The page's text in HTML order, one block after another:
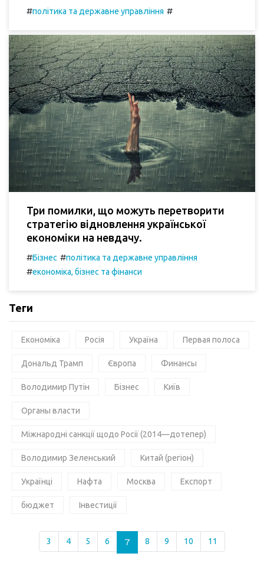
#політика та державне управління #
Три помилки, що можуть перетворити
стратегію відновлення української
економіки на невдачу.
#Бізнес #політика та державне управління
#економіка, бізнес та фінанси
Теги
Економіка Росія Україна Первая полоса
Дональд Трамп Європа Финансы
Володимир Путін Бізнес Київ
Органы власти
Міжнародні санкції щодо Росії (2014—дотепер)
Володимир Зеленський Китай (регіон)
Українці Нафта Москва Експорт
бюджет Інвестиції
3 4 5 6 7 8 9 10 11